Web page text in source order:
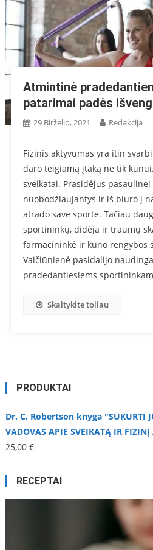
Atmintinė
patarimai padės
29 Birželio, 2021 Redakcija
Fizinis aktyvumas yra itin
daro teigiamą įtaką ne tik
sveikatai. Prasidėjus
nuobodžiaujantys ir iš biuro į
atrado save sporte. Tačiau
sportininkų, didėja ir traumų
farmacininkė ir kūno rengybos
Vaičiūnienė pasidalijo
pradedantiesiems
Skaitykite toliau
PRODUKTAI
Dr. C. Robertson knyga "SUKURTI
VADOVAS APIE SVEIKATĄ IR
25,00 €
RECEPTAI